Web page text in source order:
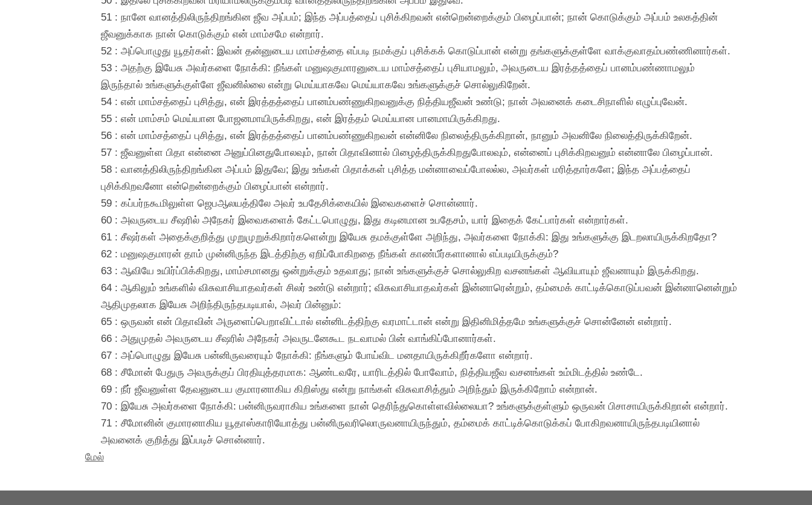
51 : நானே வானத்திலிருந்திறங்கின ஜீவ அப்பம்; இந்த அப்பத்தைப் புசிக்கிறவன் என்றென்றைக்கும் பிழைப்பான்; நான் கொடுக்கும் அப்பம் உலகத்தின்
ஜீவனுக்காக நான் கொடுக்கும் என் மாம்சமே என்றார்.
52 : அப்பொழுது யூதர்கள்: இவன் தன்னுடைய மாம்சத்தை எப்படி நமக்குப் புசிக்கக் கொடுப்பான் என்று தங்களுக்குள்ளே வாக்குவாதம்பண்ணினார்கள்.
53 : அதற்கு இயேசு அவர்களை நோக்கி: நீங்கள் மனுஷகுமாரனுடைய மாம்சத்தைப் புசியாமலும், அவருடைய இரத்தத்தைப் பானம்பண்ணாமலும்
இருந்தால் உங்களுக்குள்ளே ஜீவனில்லை என்று மெய்யாகவே மெய்யாகவே உங்களுக்குச் சொல்லுகிறேன்.
54 : என் மாம்சத்தைப் புசித்து, என் இரத்தத்தைப் பானம்பண்ணுகிறவனுக்கு நித்தியஜீவன் உண்டு; நான் அவனைக் கடைசிநாளில் எழுப்புவேன்.
55 : என் மாம்சம் மெய்யான போஜனமாயிருக்கிறது, என் இரத்தம் மெய்யான பானமாயிருக்கிறது.
56 : என் மாம்சத்தைப் புசித்து, என் இரத்தத்தைப் பானம்பண்ணுகிறவன் என்னிலே நிலைத்திருக்கிறான், நானும் அவனிலே நிலைத்திருக்கிறேன்.
57 : ஜீவனுள்ள பிதா என்னை அனுப்பினதுபோலவும், நான் பிதாவினால் பிழைத்திருக்கிறதுபோலவும், என்னைப் புசிக்கிறவனும் என்னாலே பிழைப்பான்.
58 : வானத்திலிருந்திறங்கின அப்பம் இதுவே; இது உங்கள் பிதாக்கள் புசித்த மன்னாவைப்போலல்ல, அவர்கள் மரித்தார்களே; இந்த அப்பத்தைப்
புசிக்கிறவனோ என்றென்றைக்கும் பிழைப்பான் என்றார்.
59 : கப்பர்நகூமிலுள்ள ஜெபஆலயத்திலே அவர் உபதேசிக்கையில் இவைகளைச் சொன்னார்.
60 : அவருடைய சீஷரில் அநேகர் இவைகளைக் கேட்டபொழுது, இது கடினமான உபதேசம், யார் இதைக் கேட்பார்கள் என்றார்கள்.
61 : சீஷர்கள் அதைக்குறித்து முறுமுறுக்கிறார்களென்று இயேசு தமக்குள்ளே அறிந்து, அவர்களை நோக்கி: இது உங்களுக்கு இடறலாயிருக்கிறதோ?
62 : மனுஷகுமாரன் தாம் முன்னிருந்த இடத்திற்கு ஏறிப்போகிறதை நீங்கள் காண்பீர்களானால் எப்படியிருக்கும்?
63 : ஆவியே உயிர்ப்பிக்கிறது, மாம்சமானது ஒன்றுக்கும் உதவாது; நான் உங்களுக்குச் சொல்லுகிற வசனங்கள் ஆவியாயும் ஜீவனாயும் இருக்கிறது.
64 : ஆகிலும் உங்களில் விசுவாசியாதவர்கள் சிலர் உண்டு என்றார்; விசுவாசியாதவர்கள் இன்னாரென்றும், தம்மைக் காட்டிக்கொடுப்பவன் இன்னானென்றும்
ஆதிமுதலாக இயேசு அறிந்திருந்தபடியால், அவர் பின்னும்:
65 : ஒருவன் என் பிதாவின் அருளைப்பெறாவிட்டால் என்னிடத்திற்கு வரமாட்டான் என்று இதினிமித்தமே உங்களுக்குச் சொன்னேன் என்றார்.
66 : அதுமுதல் அவருடைய சீஷரில் அநேகர் அவருடனேகூட நடவாமல் பின் வாங்கிப்போனார்கள்.
67 : அப்பொழுது இயேசு பன்னிருவரையும் நோக்கி: நீங்களும் போய்விட மனதாயிருக்கிறீர்களோ என்றார்.
68 : சீமோன் பேதுரு அவருக்குப் பிரதியுத்தரமாக: ஆண்டவரே, யாரிடத்தில் போவோம், நித்தியஜீவ வசனங்கள் உம்மிடத்தில் உண்டே.
69 : நீர் ஜீவனுள்ள தேவனுடைய குமாரனாகிய கிறிஸ்து என்று நாங்கள் விசுவாசித்தும் அறிந்தும் இருக்கிறோம் என்றான்.
70 : இயேசு அவர்களை நோக்கி: பன்னிருவராகிய உங்களை நான் தெரிந்துகொள்ளவில்லையா? உங்களுக்குள்ளும் ஒருவன் பிசாசாயிருக்கிறான் என்றார்.
71 : சீமோனின் குமாரனாகிய யூதாஸ்காரியோத்து பன்னிருவரிலொருவனாயிருந்தும், தம்மைக் காட்டிக்கொடுக்கப் போகிறவனாயிருந்தபடியினால்
அவனைக் குறித்து இப்படிச் சொன்னார்.
மேல்